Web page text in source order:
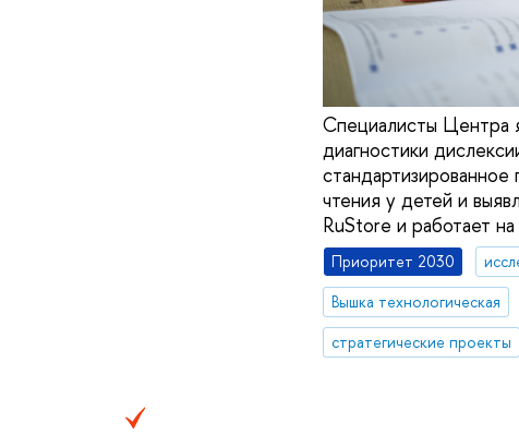
Специалисты Центра
диагностики
чтения у детей и
RuStore и работает
Приоритет 2030
Вышка технологическая
стратегические проекты